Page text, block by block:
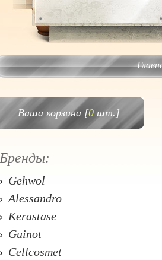
Ваша корзина [0шт.]
Бренды:
Gehwol
Alessandro
Kerastase
Guinot
Cellcosmet